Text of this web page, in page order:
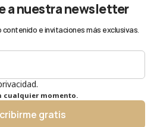
a nuestra newsletter
e invitaciones más exclusivas.
cualquier momento.
gratis